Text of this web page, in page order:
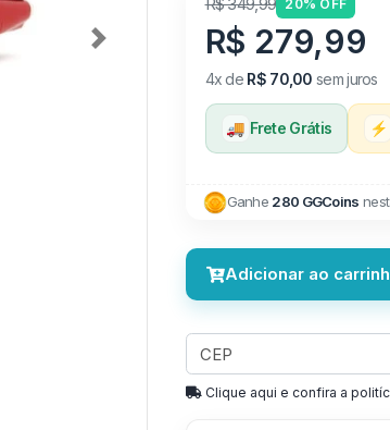
Next
20% OFF
R$ 279,99
4x de R$ 70,00 sem juros
🚚 Frete Grátis ⚡
Ganhe 280 GGCoins
Adicionar ao
Clique aqui e confira a